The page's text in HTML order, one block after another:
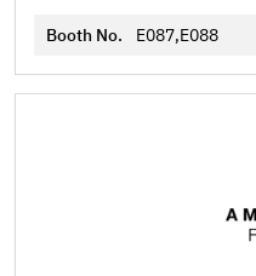
Booth No. E087,E088